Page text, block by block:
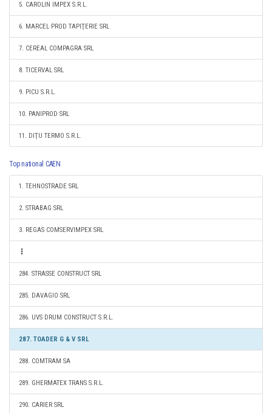
5. CAROLIN IMPEX S.R.L.
6. MARCEL PROD TAPIŢERIE SRL
7. CEREAL COMPAGRA SRL
8. TICERVAL SRL
9. PICU S.R.L.
10. PANIPROD SRL
11. DIŢU TERMO S.R.L.
Top national CAEN
1. TEHNOSTRADE SRL
2. STRABAG SRL
3. REGAS COMSERVIMPEX SRL
284. STRASSE CONSTRUCT SRL
285. DAVAGIO SRL
286. UVS DRUM CONSTRUCT S.R.L.
287. TOADER G & V SRL
288. COMTRAM SA
289. GHERMATEX TRANS S.R.L.
290. CARIER SRL